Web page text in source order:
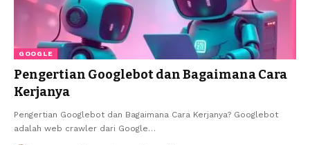
GOOGLE
Pengertian Googlebot dan Bagaimana Cara
Kerjanya
Pengertian Googlebot dan Bagaimana Cara Kerjanya? Googlebot
adalah web crawler dari Google…